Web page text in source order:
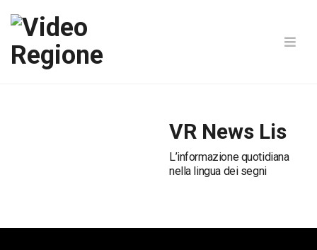
VR News Lis
L’informazione quotidiana
nella lingua dei segni